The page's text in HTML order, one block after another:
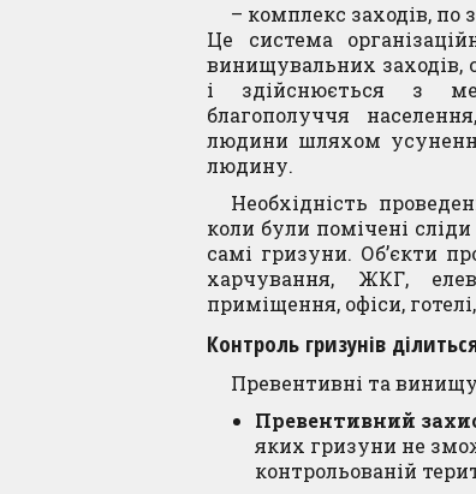
– комплекс заходів,
Це система
винищувальних заходів,
і здійснюється з
благополуччя
людини шляхом
людину.
Необхідність
коли були помічені
самі гризуни. Об’єкти
харчування, ЖКГ,
приміщення, офіси,
Контроль гризунів
Превентивні та
Превентивний
яких гризуни не
контрольованій